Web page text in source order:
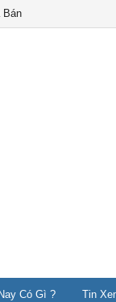
Bán
Có Gì ? Tin